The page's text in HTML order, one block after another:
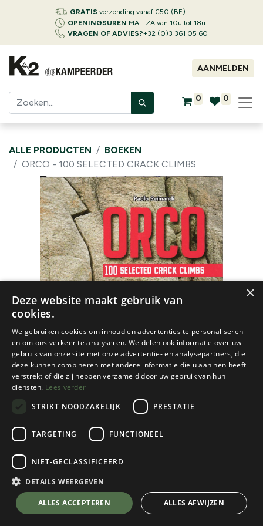
GRATIS verzending vanaf €50 (BE)
OPENINGSUREN MA - ZA van 10u tot 18u
VRAGEN OF ADVIES?+32 (0)3 361 05 60
AANMELDEN
0 0
ALLE PRODUCTEN
BOEKEN
ORCO - 100 SELECTED CRACK CLIMBS
Cordee
Orco - 100 Selected Crack Climbs
€29,95
💬 Stel je vraag over dit product via WhatsApp
×
Deze website maakt gebruik van
cookies.
We gebruiken cookies om inhoud en advertenties te personaliseren
en om ons verkeer te analyseren. We delen ook informatie over uw
gebruik van onze site met onze advertentie- en analysepartners, die
deze kunnen combineren met andere informatie die u aan hen heeft
verstrekt of die zij hebben verzameld door uw gebruik van hun
diensten. Lees verder
STRIKT NOODZAKELIJK
PRESTATIE
TARGETING FUNCTIONEEL
NIET-GECLASSIFICEERD
DETAILS WEERGEVEN
ALLES ACCEPTEREN ALLES AFWIJZEN